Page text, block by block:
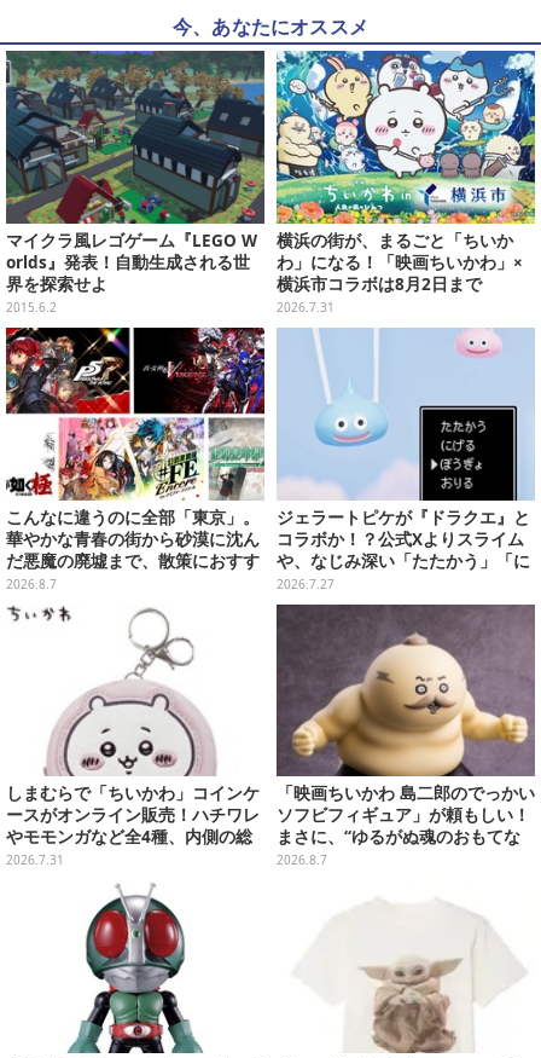
今、あなたにオススメ
マイクラ風レゴゲーム『LEGO W
orlds』発表！自動生成される世
界を探索せよ
2015.6.2
横浜の街が、まるごと「ちいか
わ」になる！「映画ちいかわ」×
横浜市コラボは8月2日まで
2026.7.31
こんなに違うのに全部「東京」。
華やかな青春の街から砂漠に沈ん
だ悪魔の廃墟まで、散策におすす
め東京ゲーム5選【特集】
2026.8.7
ジェラートピケが『ドラクエ』と
コラボか！？公式Xよりスライム
や、なじみ深い「たたかう」「に
げる」のコマンドウィンドウが投
稿
2026.7.27
しまむらで「ちいかわ」コインケ
ースがオンライン販売！ハチワレ
やモモンガなど全4種、内側の総
柄デザインも注目
2026.7.31
「映画ちいかわ 島二郎のでっかい
ソフビフィギュア」が頼もしい！
まさに、“ゆるがぬ魂のおもてな
し”
2026.8.7